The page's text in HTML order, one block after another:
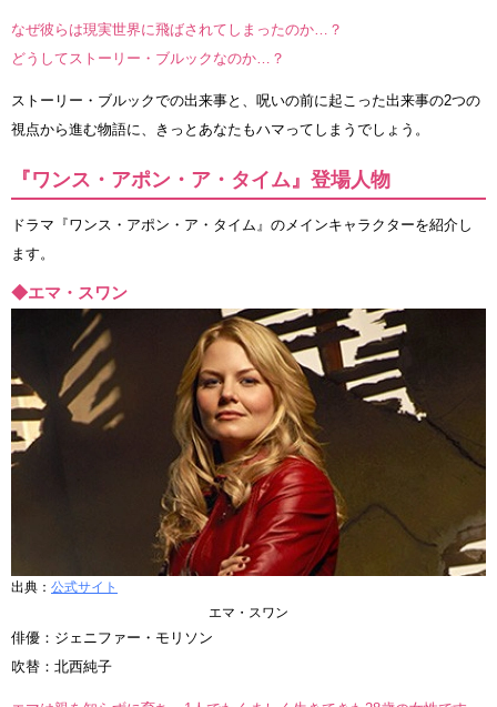
なぜ彼らは現実世界に飛ばされてしまったのか…？
どうしてストーリー・ブルックなのか…？
ストーリー・ブルックでの出来事と、呪いの前に起こった出来事の2つの
視点から進む物語に、きっとあなたもハマってしまうでしょう。
『ワンス・アポン・ア・タイム』登場人物
ドラマ『ワンス・アポン・ア・タイム』のメインキャラクターを紹介し
ます。
◆エマ・スワン
出典： 公式サイト
エマ・スワン
俳優：ジェニファー・モリソン
吹替：北西純子